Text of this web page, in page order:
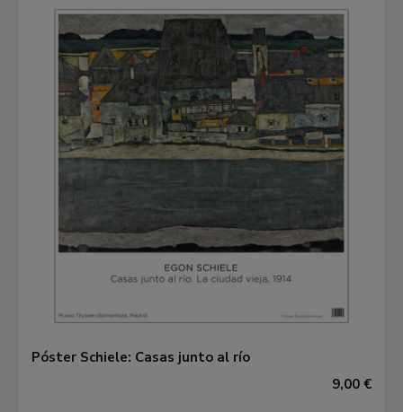
Póster Schiele: Casas junto al río
9,00 €